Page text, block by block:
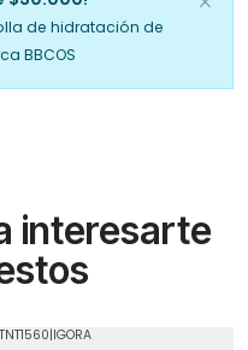
de hidratación de
BBCOS
interesarte
TNT1560|IGORA